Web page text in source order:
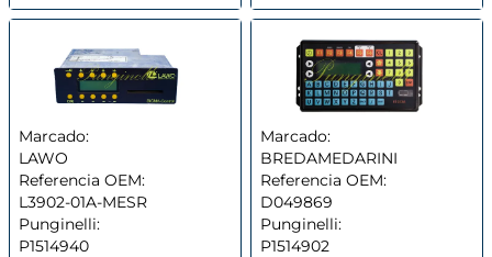
Marcado:
LAWO
Referencia OEM:
L3902-01A-MESR
Punginelli:
P1514940
Marcado:
BREDAMEDARINI
Referencia OEM:
D049869
Punginelli:
P1514902